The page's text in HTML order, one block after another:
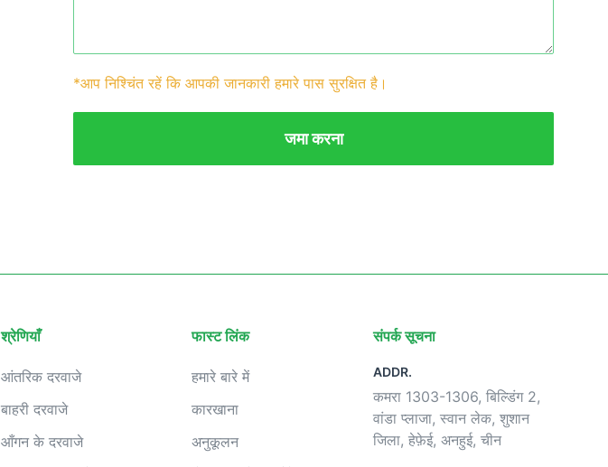
*आप निश्चिंत रहें कि आपकी जानकारी हमारे पास सुरक्षित है।
जमा करना
श्रेणियाँ
आंतरिक दरवाजे
बाहरी दरवाजे
आँगन के दरवाजे
फास्ट लिंक
हमारे बारे में
कारखाना
अनुकूलन
संपर्क सूचना
ADDR.
कमरा 1303-1306, बिल्डिंग 2,
वांडा प्लाजा, स्वान लेक, शुशान
जिला, हेफ़ेई, अनहुई, चीन